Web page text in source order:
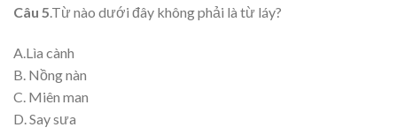
Câu 5.Từ nào dưới đây không phải là từ láy?
A.Lìa cành
B. Nồng nàn
C. Miên man
D. Say sưa